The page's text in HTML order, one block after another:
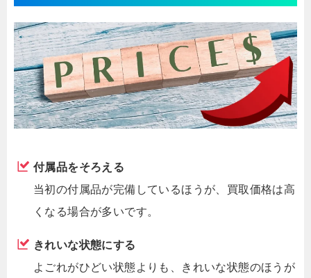
付属品をそろえる
当初の付属品が完備しているほうが、買取価格は高
くなる場合が多いです。
きれいな状態にする
よごれがひどい状態よりも、きれいな状態のほうが